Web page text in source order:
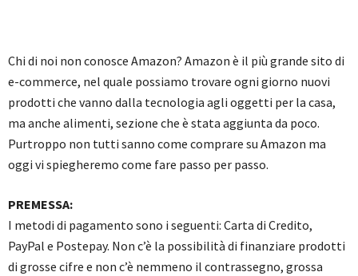
Chi di noi non conosce Amazon? Amazon è il più grande sito di
e-commerce, nel quale possiamo trovare ogni giorno nuovi
prodotti che vanno dalla tecnologia agli oggetti per la casa,
ma anche alimenti, sezione che è stata aggiunta da poco.
Purtroppo non tutti sanno come comprare su Amazon ma
oggi vi spiegheremo come fare passo per passo.
PREMESSA:
I metodi di pagamento sono i seguenti: Carta di Credito,
PayPal e Postepay. Non c’è la possibilità di finanziare prodotti
di grosse cifre e non c’è nemmeno il contrassegno, grossa